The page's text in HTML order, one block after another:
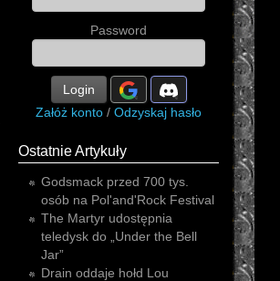
electro-
Password
Login
Załóż konto / Odzyskaj hasło
Ostatnie Artykuły
Godsmack przed 700 tys.
osób na Pol'and'Rock Festival
The Martyr udostępnia
teledysk do „Under the Bell
Jar”
Drain oddaje hołd Lou